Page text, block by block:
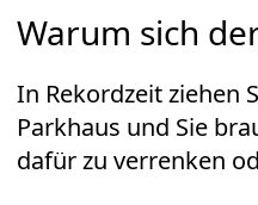
Warum sich
In Rekordzeit ziehen
Parkhaus und Sie
dafür zu verrenken